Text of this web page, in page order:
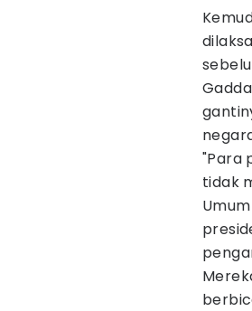
"Para
tidak